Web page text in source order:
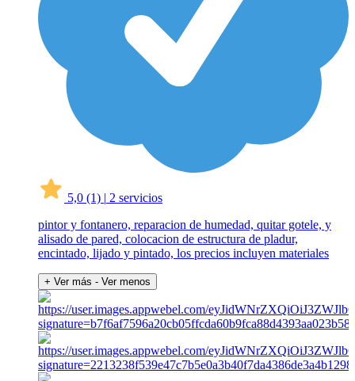
5,0 (1) | 2 servicios
pintor y fontanero, reparacion de humedad, quitar gotele, y
alisado de pared, colocacion de estructura de pladur,
encintado, lijado y pintado, los precios incluyen materiales
+ Ver más - Ver menos